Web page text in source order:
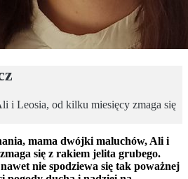
i Leosia, od kilku miesięcy zmaga się
mama dwójki maluchów, Ali i
się z rakiem jelita grubego.
nie spodziewa się tak poważnej